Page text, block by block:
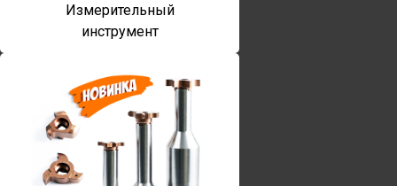
Измерительный
инструмент